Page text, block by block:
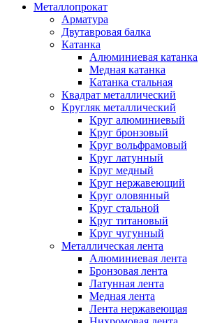
Металлопрокат
Арматура
Двутавровая балка
Катанка
Алюминиевая катанка
Медная катанка
Катанка стальная
Квадрат металлический
Кругляк металлический
Круг алюминиевый
Круг бронзовый
Круг вольфрамовый
Круг латунный
Круг медный
Круг нержавеющий
Круг оловянный
Круг стальной
Круг титановый
Круг чугунный
Металлическая лента
Алюминиевая лента
Бронзовая лента
Латунная лента
Медная лента
Лента нержавеющая